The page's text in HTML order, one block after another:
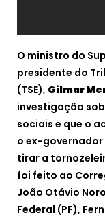
O ministro do
presidente do
(TSE), Gilmar
investigação
sociais e que o
o ex-governador
tirar a
foi feito ao
João Otávio
Federal (PF),